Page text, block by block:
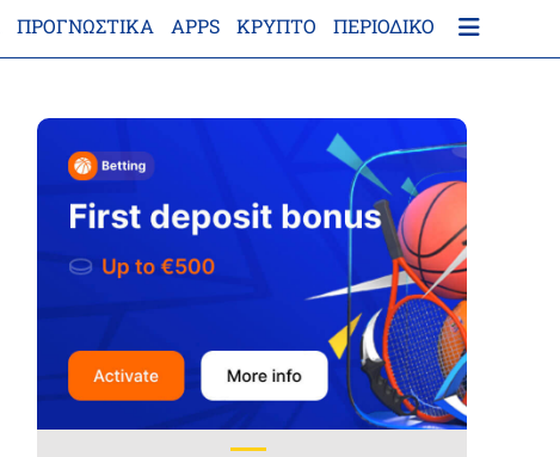
ΠΡΟΓΝΩΣΤΙΚΑ APPS ΚΡΎΠΤΟ ΠΕΡΙΟΔΙΚΌ